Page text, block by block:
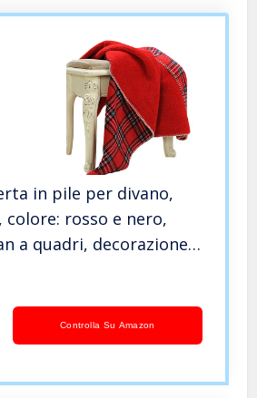
in pile per divano,
rosso e nero,
a quadri, decorazione
e accogliente, 129,5
Controlla Su Amazon